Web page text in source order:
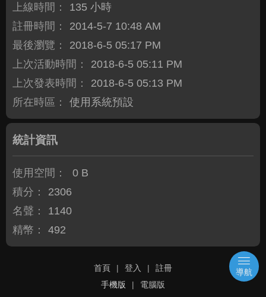
上線時間：
135 小時
註冊時間：
2014-5-7 10:48 AM
最後瀏覽：
2018-6-5 05:17 PM
上次活動時間：
2018-6-5 05:11 PM
上次發表時間：
2018-6-5 05:13 PM
所在時區：
使用系統預設
統計資訊
使用空間：
0 B
積分：
2306
名聲：
1140
精幣：
492
首頁 | 登入 |
註冊
手機版
| 電腦版
導航